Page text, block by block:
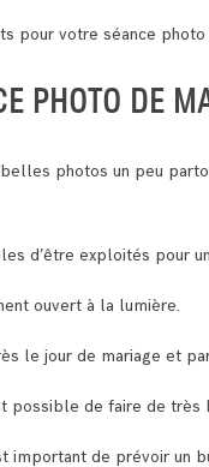
pour votre séance photo
PHOTO DE
photos un peu
d’être exploités pour
ouvert à la lumière.
le jour de mariage et
possible de faire de
important de prévoir un